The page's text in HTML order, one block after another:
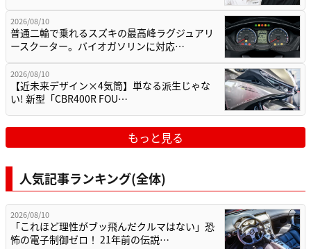
2026/08/10
普通二輪で乗れるスズキの最高峰ラグジュアリ
ースクーター。バイオガソリンに対応…
2026/08/10
【近未来デザイン×4気筒】単なる派生じゃな
い! 新型「CBR400R FOU…
もっと見る
人気記事ランキング(全体)
2026/08/10
「これほど理性がブッ飛んだクルマはない」恐
怖の電子制御ゼロ！ 21年前の伝説…